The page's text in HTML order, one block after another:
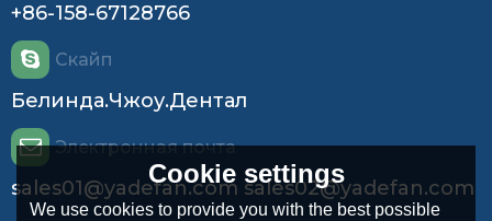
+86-158-67128766
Скайп
Белинда.Чжоу.Дентал
Электронная почта
sales01@yadefan.com sales02@yadefan.com
Cookie settings
We use cookies to provide you with the best possible